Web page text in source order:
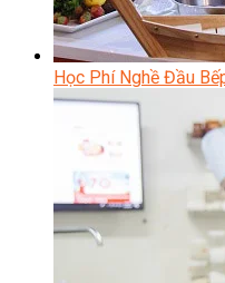
Học Phí Nghề Đầu